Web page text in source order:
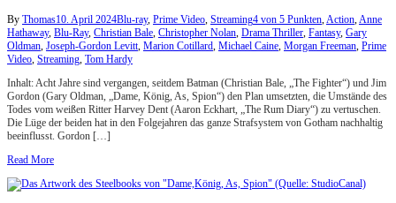
By Thomas10. April 2024Blu-ray, Prime Video Streaming4 von 5 Punkten Action Anne
Hathaway, Blu-Ray, Christian Bale Christopher Nolan Drama Thriller Fantasy, Gary
Oldman Joseph-Gordon Levitt Marion Cotillard Michael Caine Morgan Freeman Prime
Video Streaming Tom Hardy
Inhalt: Acht Jahre sind vergangen, seitdem Batman (Christian Bale, „The Fighter“) und Jim
Gordon (Gary Oldman, „Dame, König, As, Spion“) den Plan umsetzten, die Umstände des
Todes vom weißen Ritter Harvey Dent (Aaron Eckhart, „The Rum Diary“) zu vertuschen.
Die Lüge der beiden hat in den Folgejahren das ganze Strafsystem von Gotham nachhaltig
beeinflusst. Gordon […]
Read More